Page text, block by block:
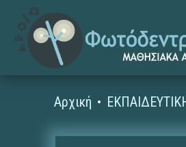
Αρχική